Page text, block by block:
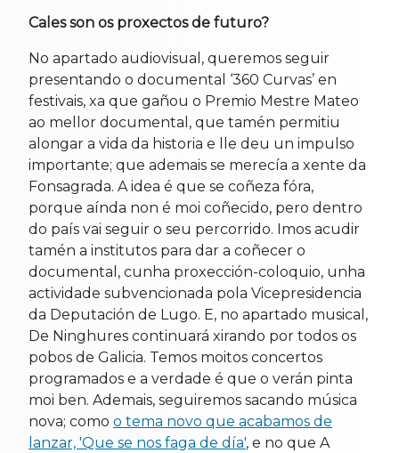
Cales son os proxectos de futuro?
No apartado audiovisual, queremos seguir
presentando o documental ‘360 Curvas’ en
festivais, xa que gañou o Premio Mestre Mateo
ao mellor documental, que tamén permitiu
alongar a vida da historia e lle deu un impulso
importante; que ademais se merecía a xente da
Fonsagrada. A idea é que se coñeza fóra,
porque aínda non é moi coñecido, pero dentro
do país vai seguir o seu percorrido. Imos acudir
tamén a institutos para dar a coñecer o
documental, cunha proxección-coloquio, unha
actividade subvencionada pola Vicepresidencia
da Deputación de Lugo. E, no apartado musical,
De Ninghures continuará xirando por todos os
pobos de Galicia. Temos moitos concertos
programados e a verdade é que o verán pinta
moi ben. Ademais, seguiremos sacando música
nova; como o tema novo que acabamos de
lanzar, 'Que se nos faga de día', e no que A